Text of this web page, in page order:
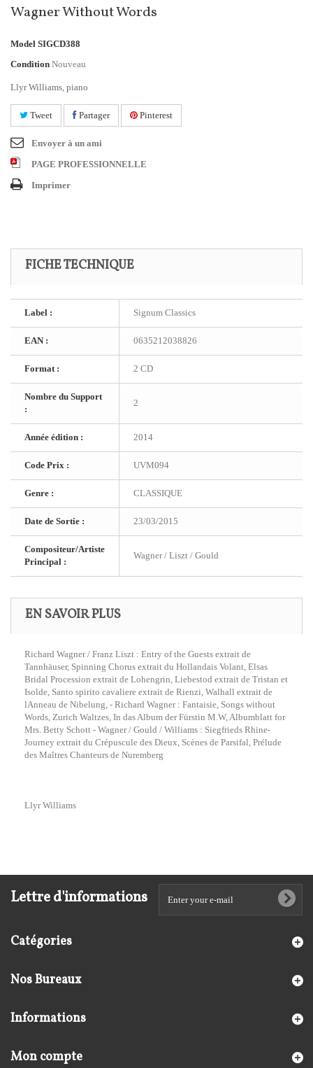
Wagner Without Words
Model SIGCD388
Condition Nouveau
Llyr Williams, piano
Tweet Partager Pinterest
Envoyer à un ami
PAGE PROFESSIONNELLE
Imprimer
FICHE TECHNIQUE
Label : Signum Classics
EAN : 0635212038826
Format : 2 CD
Nombre du Support
:
2
Année édition : 2014
Code Prix : UVM094
Genre : CLASSIQUE
Date de Sortie : 23/03/2015
Compositeur/Artiste
Principal :
Wagner / Liszt / Gould
EN SAVOIR PLUS
Richard Wagner / Franz Liszt : Entry of the Guests extrait de
Tannhäuser, Spinning Chorus extrait du Hollandais Volant, Elsas
Bridal Procession extrait de Lohengrin, Liebestod extrait de Tristan et
Isolde, Santo spirito cavaliere extrait de Rienzi, Walhall extrait de
lAnneau de Nibelung, - Richard Wagner : Fantaisie, Songs without
Words, Zurich Waltzes, In das Album der Fürstin M.W, Albumblatt for
Mrs. Betty Schott - Wagner / Gould / Williams : Siegfrieds Rhine-
Journey extrait du Crépuscule des Dieux, Scènes de Parsifal, Prélude
des Maîtres Chanteurs de Nuremberg
Llyr Williams
Lettre d'informations
Catégories
Nos Bureaux
Informations
Mon compte